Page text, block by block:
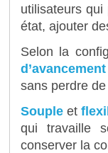
utilisateurs
état, ajouter
Selon la
d’avancement
sans perdre
Soupleet
qui travaille
conserver la